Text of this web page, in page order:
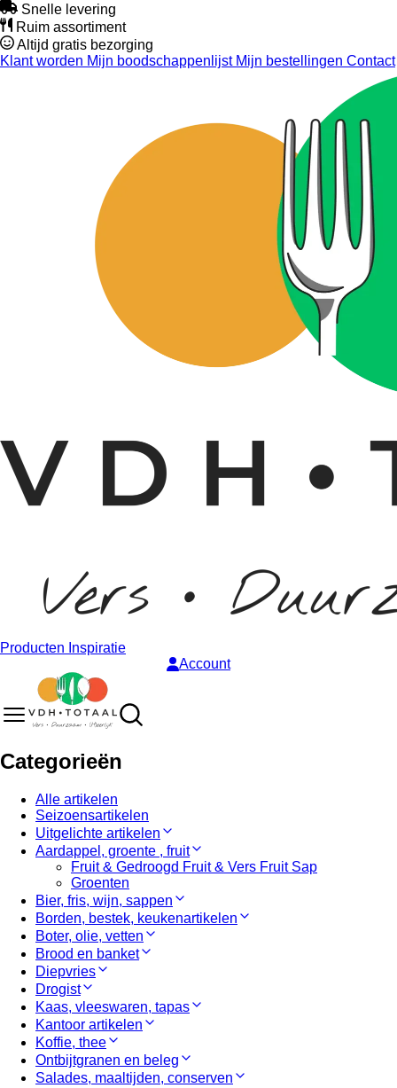
Snelle levering
Ruim assortiment
Altijd gratis bezorging
Klant worden Mijn boodschappenlijstMijn bestellingen Contact
Producten Inspiratie
Account
Categorieën
Alle artikelen
Seizoensartikelen
Uitgelichte artikelen
Aardappel, groente , fruit
Fruit & Gedroogd Fruit & Vers Fruit Sap
Groenten
Bier, fris, wijn, sappen
Borden, bestek, keukenartikelen
Boter, olie, vetten
Brood en banket
Diepvries
Drogist
Kaas, vleeswaren, tapas
Kantoor artikelen
Koffie, thee
Ontbijtgranen en beleg
Salades, maaltijden, conserven